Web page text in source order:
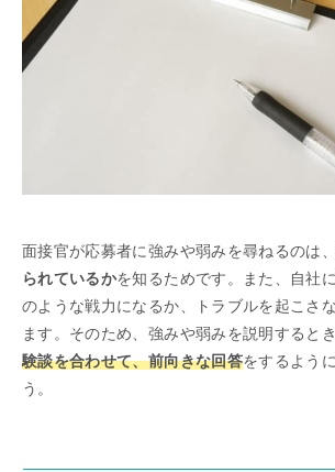
面接官が応募者に強みや弱みを尋ねるのは、
られているかを知るためです。また、自社
のような戦力になるか、トラブルを起こさ
ます。そのため、強みや弱みを説明すると
験談を合わせて、前向きな回答をするよう
う。